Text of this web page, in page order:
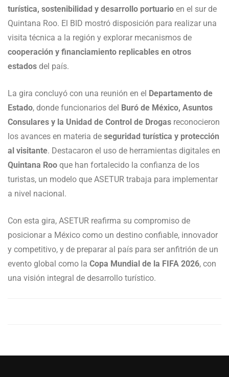
turística, sostenibilidad y desarrollo portuario en el sur de
Quintana Roo. El BID mostró disposición para realizar una
visita técnica a la región y explorar mecanismos de
cooperación y financiamiento replicables en otros
estados del país.
La gira concluyó con una reunión en el Departamento de
Estado, donde funcionarios del Buró de México, Asuntos
Consulares y la Unidad de Control de Drogas reconocieron
los avances en materia de seguridad turística y protección
al visitante. Destacaron el uso de herramientas digitales en
Quintana Roo que han fortalecido la confianza de los
turistas, un modelo que ASETUR trabaja para implementar
a nivel nacional.
Con esta gira, ASETUR reafirma su compromiso de
posicionar a México como un destino confiable, innovador
y competitivo, y de preparar al país para ser anfitrión de un
evento global como la Copa Mundial de la FIFA 2026, con
una visión integral de desarrollo turístico.